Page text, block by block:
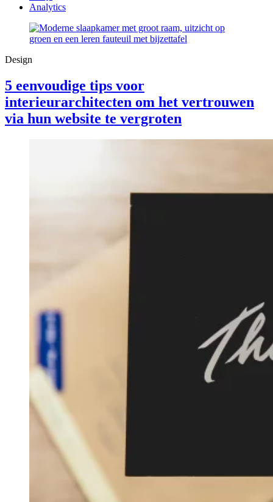
Analytics
Design
5 eenvoudige tips voor
interieurarchitecten om het vertrouwen
via hun website te vergroten